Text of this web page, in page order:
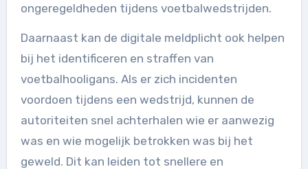
ongeregeldheden tijdens voetbalwedstrijden.
Daarnaast kan de digitale meldplicht ook helpen
bij het identificeren en straffen van
voetbalhooligans. Als er zich incidenten
voordoen tijdens een wedstrijd, kunnen de
autoriteiten snel achterhalen wie er aanwezig
was en wie mogelijk betrokken was bij het
geweld. Dit kan leiden tot snellere en